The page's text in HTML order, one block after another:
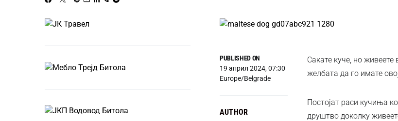
PUBLISHED ON
19 април 2024, 07:30
Europe/Belgrade
AUTHOR
Сакате куче, но живеете
желбата да го имате
Постојат раси кучиња
друштво доколку